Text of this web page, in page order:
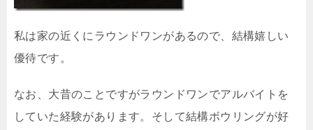
私は家の近くにラウンドワンがあるので、結構嬉しい
優待です。
なお、大昔のことですがラウンドワンでアルバイトを
していた経験があります。そして結構ボウリングが好